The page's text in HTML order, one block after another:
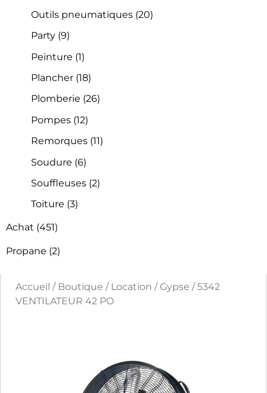
Outils pneumatiques (20)
Party (9)
Peinture (1)
Plancher (18)
Plomberie (26)
Pompes (12)
Remorques (11)
Soudure (6)
Souffleuses (2)
Toiture (3)
Achat (451)
Propane (2)
Accueil / Boutique / Location / Gypse / 5342
VENTILATEUR 42 PO